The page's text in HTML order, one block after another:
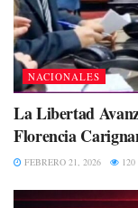
NACIONALES
La Libertad
Florencia
FEBRERO 21, 2026 120